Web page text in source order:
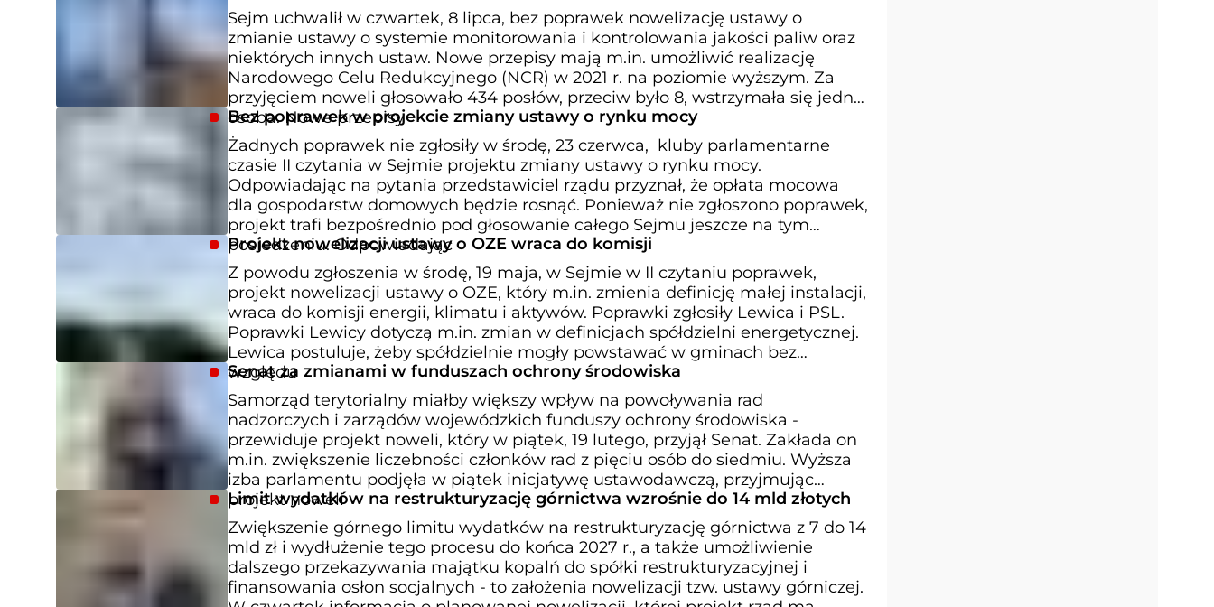
Sejm uchwalił w czwartek, 8 lipca, bez poprawek nowelizację ustawy o
zmianie ustawy o systemie monitorowania i kontrolowania jakości paliw oraz
niektórych innych ustaw. Nowe przepisy mają m.in. umożliwić realizację
Narodowego Celu Redukcyjnego (NCR) w 2021 r. na poziomie wyższym. Za
przyjęciem noweli głosowało 434 posłów, przeciw było 8, wstrzymała się jedna
osoba. Nowe przepisy
Bez poprawek w projekcie zmiany ustawy o rynku mocy
Żadnych poprawek nie zgłosiły w środę, 23 czerwca, kluby parlamentarne
czasie II czytania w Sejmie projektu zmiany ustawy o rynku mocy.
Odpowiadając na pytania przedstawiciel rządu przyznał, że opłata mocowa
dla gospodarstw domowych będzie rosnąć. Ponieważ nie zgłoszono poprawek,
projekt trafi bezpośrednio pod głosowanie całego Sejmu jeszcze na tym
posiedzeniu. Odpowiadając
Projekt nowelizacji ustawy o OZE wraca do komisji
Z powodu zgłoszenia w środę, 19 maja, w Sejmie w II czytaniu poprawek,
projekt nowelizacji ustawy o OZE, który m.in. zmienia definicję małej instalacji,
wraca do komisji energii, klimatu i aktywów. Poprawki zgłosiły Lewica i PSL.
Poprawki Lewicy dotyczą m.in. zmian w definicjach spółdzielni energetycznej.
Lewica postuluje, żeby spółdzielnie mogły powstawać w gminach bez
względu
Senat za zmianami w funduszach ochrony środowiska
Samorząd terytorialny miałby większy wpływ na powoływania rad
nadzorczych i zarządów wojewódzkich funduszy ochrony środowiska -
przewiduje projekt noweli, który w piątek, 19 lutego, przyjął Senat. Zakłada on
m.in. zwiększenie liczebności członków rad z pięciu osób do siedmiu. Wyższa
izba parlamentu podjęła w piątek inicjatywę ustawodawczą, przyjmując
projekt noweli
Limit wydatków na restrukturyzację górnictwa wzrośnie do 14 mld złotych
Zwiększenie górnego limitu wydatków na restrukturyzację górnictwa z 7 do 14
mld zł i wydłużenie tego procesu do końca 2027 r., a także umożliwienie
dalszego przekazywania majątku kopalń do spółki restrukturyzacyjnej i
finansowania osłon socjalnych - to założenia nowelizacji tzw. ustawy górniczej.